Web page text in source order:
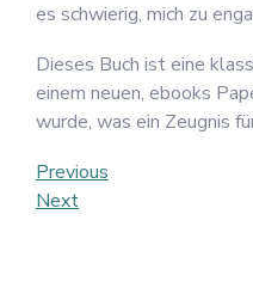
es schwierig, mich zu
Dieses Buch ist eine
einem neuen, ebooks
wurde, was ein Zeugnis
Post
navigation
Previous
Post
Previous
Next
Next